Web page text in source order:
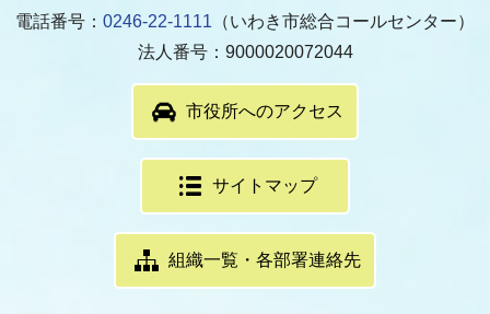
電話番号： 0246-22-1111 （いわき市総合コールセンター）
法人番号：9000020072044
市役所へのアクセス
サイトマップ
組織一覧・各部署連絡先